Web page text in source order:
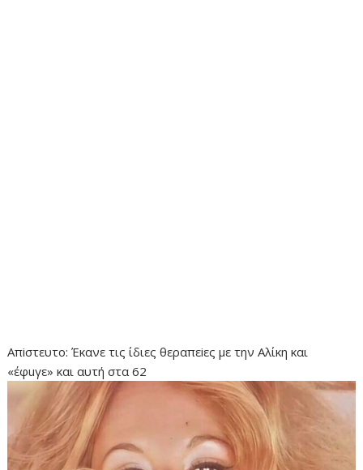
Απiστευτο: Έκανε τις ίδιες θεραπεiες με την Αλίκη και
«έφuγε» και αυτή στα 62